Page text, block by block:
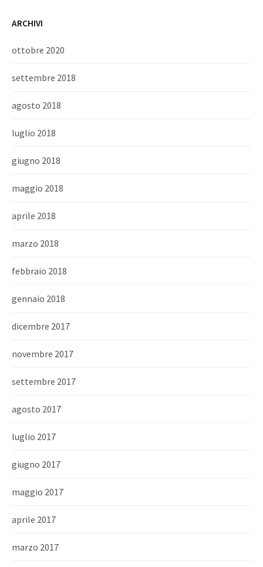
ARCHIVI
ottobre 2020
settembre 2018
agosto 2018
luglio 2018
giugno 2018
maggio 2018
aprile 2018
marzo 2018
febbraio 2018
gennaio 2018
dicembre 2017
novembre 2017
settembre 2017
agosto 2017
luglio 2017
giugno 2017
maggio 2017
aprile 2017
marzo 2017